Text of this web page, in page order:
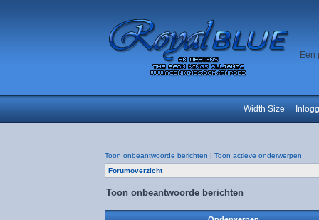
Een
Width Size
Toon onbeantwoorde berichten | Toon actieve onderwerpen
Forumoverzicht
Toon onbeantwoorde berichten